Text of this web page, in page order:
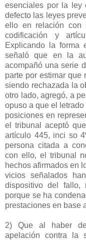
esenciales por la ley
defecto las leyes
ello en relación con
codificación y
Explicando la forma
señaló que en la
acompañó una serie
parte por estimar que
siendo rechazada la
otro lado, agregó, a
opuso a que el
posiciones en
el tribunal aceptó
artículo 445, inci so
persona citada a
con ello, el tribunal
hechos afirmados en
vicios señalados
dispositivo del fallo,
porque se ha
prestaciones en base
2) Que al haber
apelación contra la